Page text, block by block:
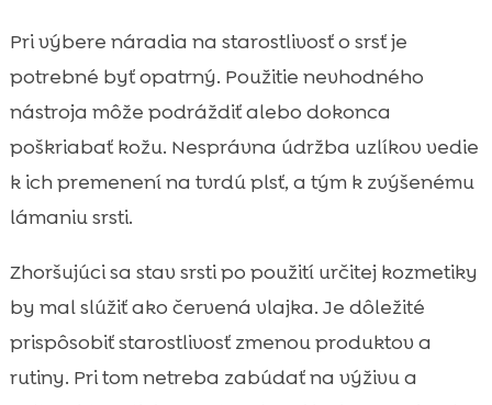
Pri výbere náradia na starostlivosť o srsť je
potrebné byť opatrný. Použitie nevhodného
nástroja môže podráždiť alebo dokonca
poškriabať kožu. Nesprávna údržba uzlíkov vedie
k ich premenení na tvrdú plsť, a tým k zvýšenému
lámaniu srsti.
Zhoršujúci sa stav srsti po použití určitej kozmetiky
by mal slúžiť ako červená vlajka. Je dôležité
prispôsobiť starostlivosť zmenou produktov a
rutiny. Pri tom netreba zabúdať na výživu a